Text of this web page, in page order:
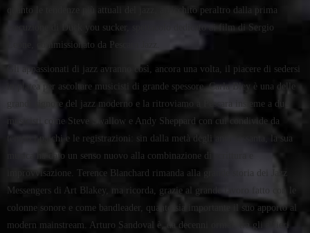
quanto le tendenze più attuali del jazz, arricchito peraltro dalla prima
esecuzione di Duck you sucker, spettacolo dedicato ai film di Sergio
Leone, commissionato da Pescara Jazz.
Gli appassionati di jazz avranno così, ancora una volta, il piacere di sedersi
in platea per ascoltare musicisti di grande spessore. Carla Bley è una delle
grandi signore del jazz moderno e la ritroviamo a Pescara insieme a due
musicisti come Steve Swallow e Andy Sheppard con cui condivide da
tempo i palchi e le registrazioni: sin dalla metà degli anni sessanta, la sua
musica ha dato un senso nuovo alla combinazione di scrittura e
improvvisazione. Terence Blanchard rimanda alla grande storia dei Jazz
Messengers di Art Blakey, ma ricorda, grazie al grande lavoro fatto con le
colonne sonore e come bandleader, quanto sia importante il suo apporto al
modern mainstream. Arturo Sandoval è, da decenni ormai, tra gli alfieri